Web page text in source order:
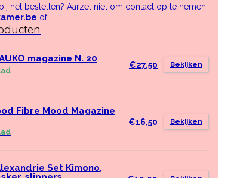
het bestellen? Aarzel niet om contact op te nemen
of
magazine N. 20
€27,50 Bekijken
Fibre Mood Magazine
€16,50 Bekijken
Set Kimono,